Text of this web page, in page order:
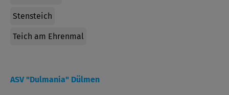
Stensteich
Teich am Ehrenmal
ASV "Dulmania" Dülmen